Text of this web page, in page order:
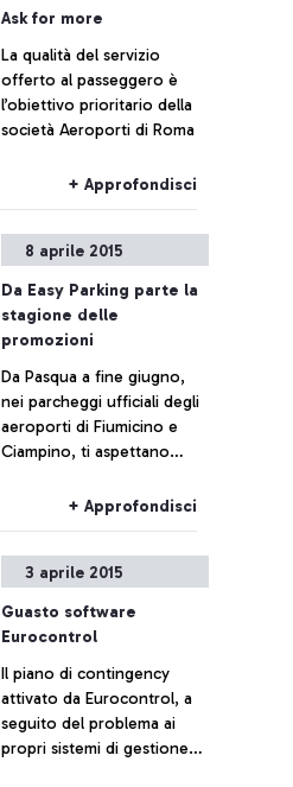
Ask for more
La qualità del servizio
offerto al passeggero è
l’obiettivo prioritario della
società Aeroporti di Roma
+ Approfondisci
8 aprile 2015
Da Easy Parking parte la
stagione delle
promozioni
Da Pasqua a fine giugno,
nei parcheggi ufficiali degli
aeroporti di Fiumicino e
Ciampino, ti aspettano
faranno decollare ancora
prima del volo.
+ Approfondisci
3 aprile 2015
Guasto software
Eurocontrol
Il piano di contingency
attivato da Eurocontrol, a
seguito del problema ai
propri sistemi di gestione